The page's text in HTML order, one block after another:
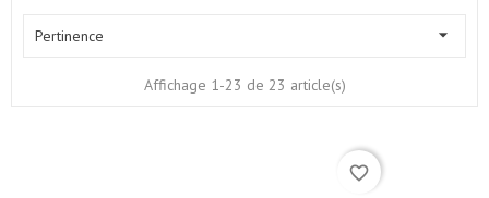
Pertinence 
Affichage 1-23 de 23 article(s)
favorite_border